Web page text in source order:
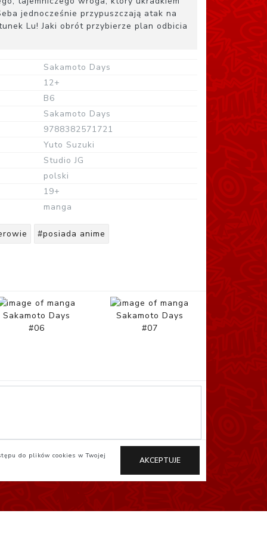
jednocześnie przypuszczają atak na
Lu! Jaki obrót przybierze plan odbicia
Sakamoto Days
12+
B6
Sakamoto Days
9788382571721
Yuto Suzuki
Studio JG
polski
19+
manga
#posiada anime
Sakamoto Days
#06
Sakamoto Days
#07
do plików cookies w Twojej AKCEPTUJE